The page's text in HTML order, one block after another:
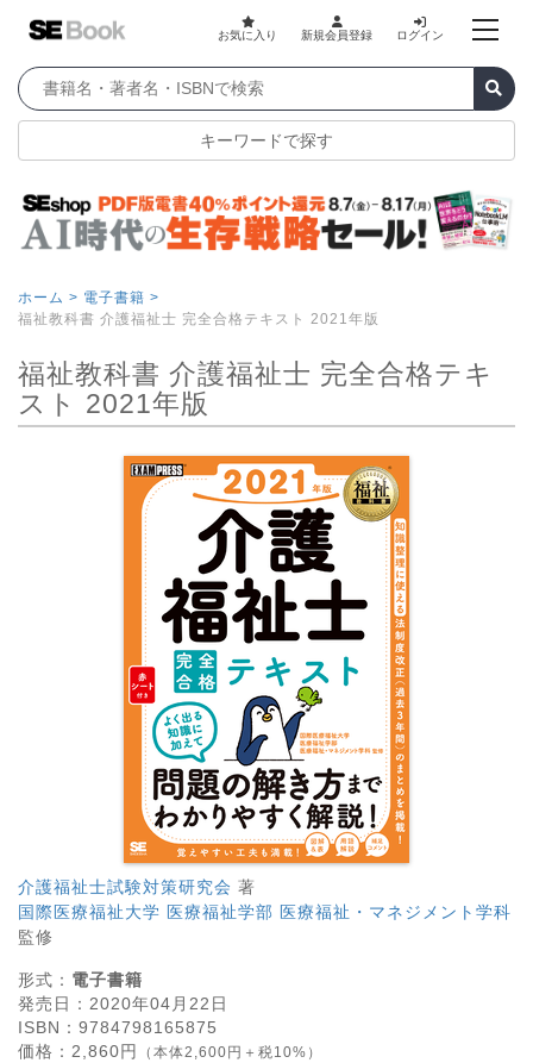
お気に入り 新規会員登録 ログイン
キーワードで探す
ホーム > 電子書籍 >
福祉教科書 介護福祉士 完全合格テキスト 2021年版
福祉教科書 介護福祉士 完全合格テキ
スト 2021年版
介護福祉士試験対策研究会 著
国際医療福祉大学 医療福祉学部 医療福祉・マネジメント学科
監修
形式： 電子書籍
発売日： 2020年04月22日
ISBN： 9784798165875
価格： 2,860円 （本体2,600円＋税10%）